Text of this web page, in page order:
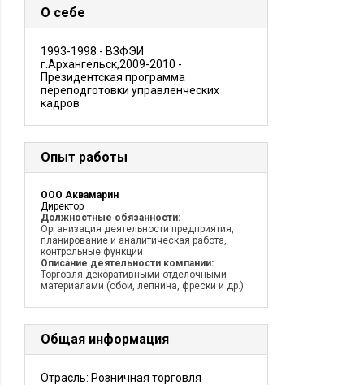
О себе
1993-1998 - ВЗФЭИ
г.Архангельск,2009-2010 -
Президентская программа
переподготовки управленческих
кадров
Опыт работы
ООО Аквамарин
Директор
Должностные обязанности:
Организация деятельности предприятия,
планирование и аналитическая работа,
контрольные функции
Описание деятельности компании:
Торговля декоративными отделочными
материалами (обои, лепнина, фрески и др.).
Общая информация
Отрасль: Розничная торговля